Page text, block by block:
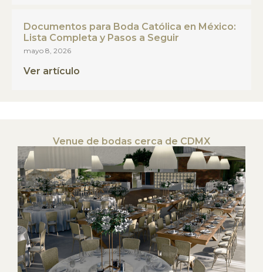
Documentos para Boda Católica en México:
Lista Completa y Pasos a Seguir
mayo 8, 2026
Ver artículo
Venue de bodas cerca de CDMX